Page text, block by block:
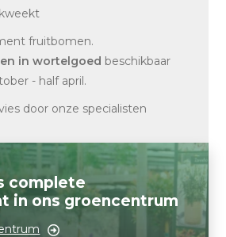
fruitbomen.
in wortelgoed beschikbaar
- half april.
door onze specialisten
complete
in ons groencentrum